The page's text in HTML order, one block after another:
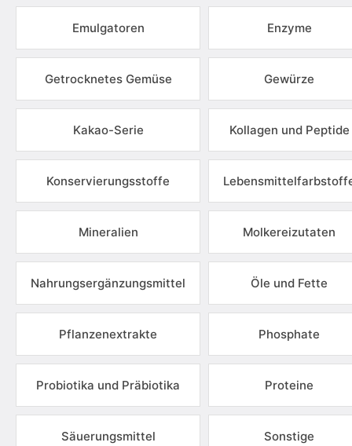
Emulgatoren Enzyme
Getrocknetes Gemüse Gewürze
Kakao-Serie Kollagen und Peptide
Konservierungsstoffe
Mineralien Molkereizutaten
Nahrungsergänzungsmittel Öle und Fette
Pflanzenextrakte Phosphate
Probiotika und Präbiotika Proteine
Säuerungsmittel Sonstige